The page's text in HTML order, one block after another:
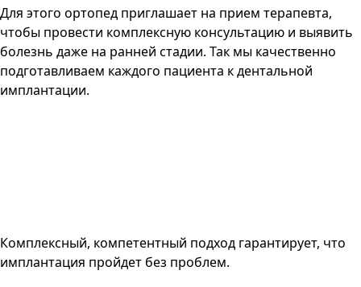
Для этого ортопед приглашает на прием терапевта,
чтобы провести комплексную консультацию и выявить
болезнь даже на ранней стадии. Так мы качественно
подготавливаем каждого пациента к дентальной
имплантации.
Комплексный, компетентный подход гарантирует, что
имплантация пройдет без проблем.